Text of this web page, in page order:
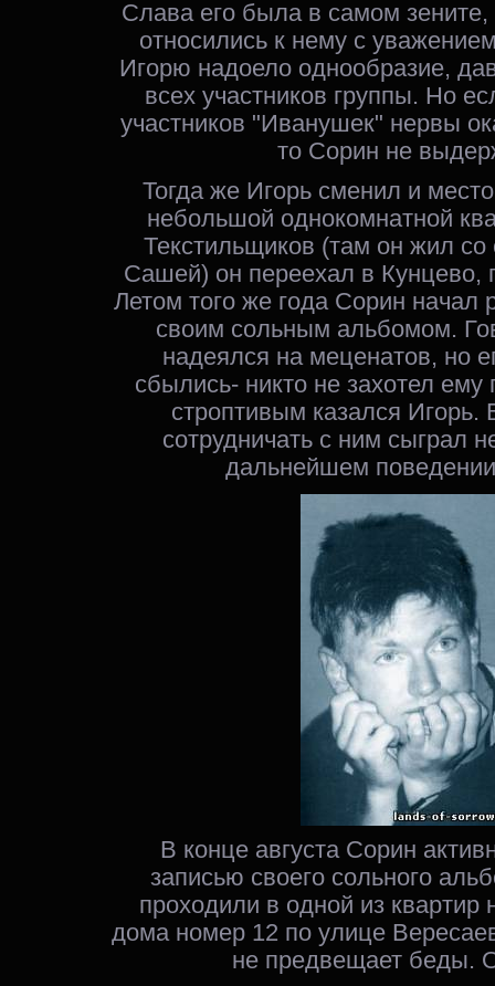
Слава его была в самом зените,
относились к нему с
Игорю надоело однообразие,
всех участников группы. Но
участников "Иванушек" нервы
то Сорин не
Тогда же Игорь сменил и
небольшой однокомнатной
Текстильщиков (там он жил
Сашей) он переехал в Кунцево,
Летом того же года Сорин начал
своим сольным альбомом.
надеялся на меценатов, но
сбылись- никто не захотел ему
строптивым казался Игорь.
сотрудничать с ним сыграл
дальнейшем
В конце августа Сорин
записью своего сольного
проходили в одной из квартир
дома номер 12 по улице
не предвещает беды.